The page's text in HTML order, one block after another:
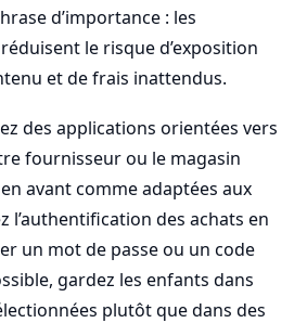
d’importance : les
le risque d’exposition
et de frais inattendus.
des applications orientées vers
fournisseur ou le magasin
avant comme adaptées aux
l’authentification des achats en
un mot de passe ou un code
gardez les enfants dans
plutôt que dans des